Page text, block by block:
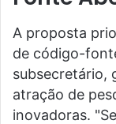
A proposta
de código-
subsecretário,
atração de
inovadoras.